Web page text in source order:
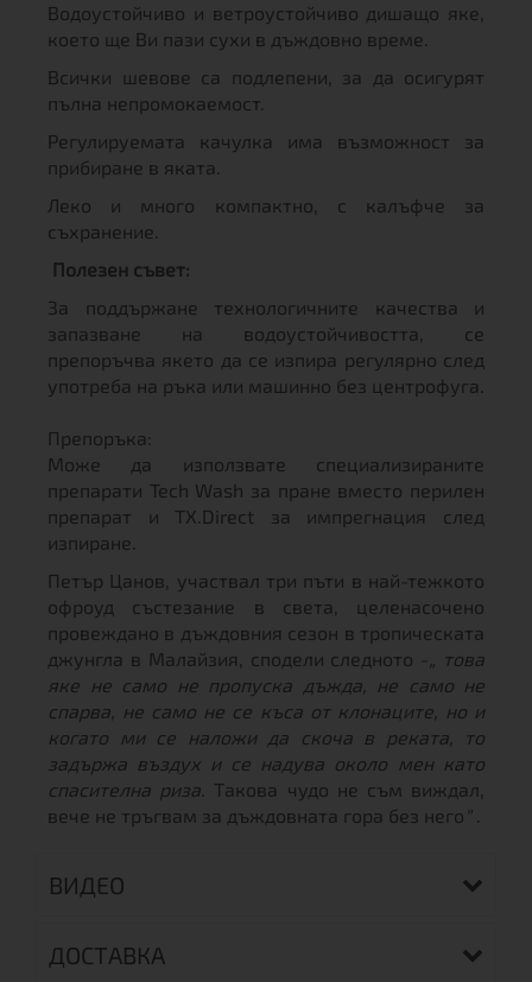
Водоустойчиво и ветроустойчиво дишащо яке,
което ще Ви пази сухи в дъждовно време.
Всички шевове са подлепени, за да осигурят
пълна непромокаемост.
Регулируемата качулка има възможност за
прибиране в яката.
Леко и много компактно, с калъфче за
съхранение.
Полезен съвет:
За поддържане технологичните качества и
запазване на водоустойчивостта, се
препоръчва якето да се изпира регулярно след
употреба на ръка или машинно без центрофуга.
Препоръка:
Може да използвате специализираните
препарати Tech Wash за пране вместо перилен
препарат и TX.Direct за импрегнация след
изпиране.
Петър Цанов, участвал три пъти в най-тежкото
офроуд състезание в света, целенасочено
провеждано в дъждовния сезон в тропическата
джунгла в Малайзия, сподели следното -
„ това
яке не само не пропуска дъжда, не само не
спарва, не само не се къса от клонаците, но и
когато ми се наложи да скоча в реката, то
задържа въздух и се надува около мен като
спасителна риза. Такова чудо не съм виждал,
вече не тръгвам за дъждовната гора без него " .
ВИДЕО
ДОСТАВКА